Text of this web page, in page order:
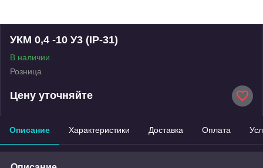
УКМ 0,4 -10 У3 (IP-31)
В наличии
Розница
Цену уточняйте
Описание Характеристики Доставка Оплата